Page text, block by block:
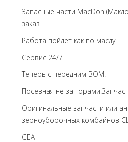
Запасные части MacDon
заказ
Работа пойдет как по маслу
Сервис 24/7
Теперь с передним BOM!
Посевная не за
Оригинальные запчасти или
зерноуборочных комбайнов
GEA